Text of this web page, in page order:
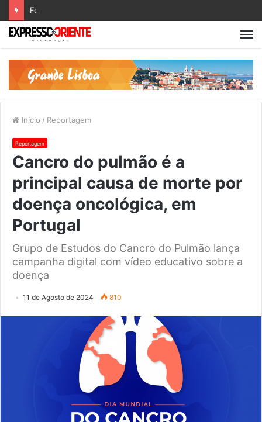
Feira Medieval de Marvila abre inscrições para feirantes
Início / Reportagem
Reportagem
Cancro do pulmão é a
principal causa de morte por
doença oncológica, em
Portugal
Grupo de Estudos do Cancro do Pulmão lança
campanha digital com vídeo educativo sobre a
doença
11 de Agosto de 2024 810